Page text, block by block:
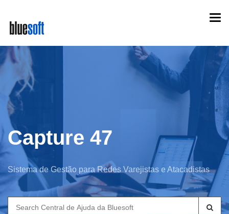
main
content
Capture 47
Sistema de Gestão para Redes Varejistas e Atacadistas
Search